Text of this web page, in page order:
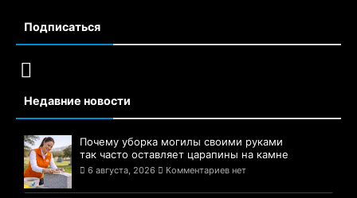
Подписаться
Недавние новости
Почему уборка могилы своими руками
так часто оставляет царапины на камне
6 августа, 2026 Комментариев нет